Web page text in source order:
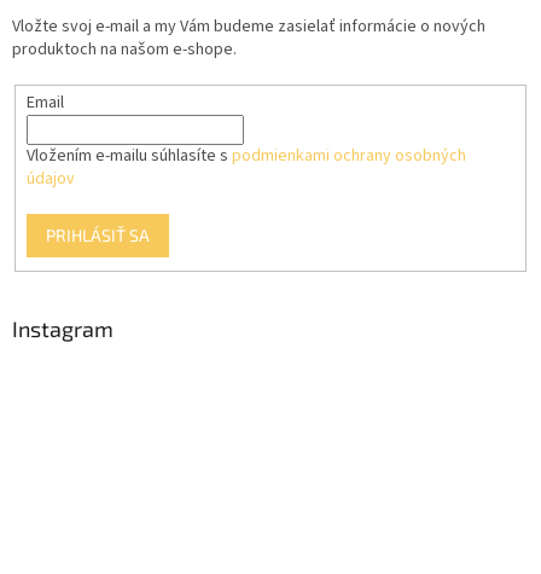
Vložte svoj e-mail a my Vám budeme zasielať informácie o nových
produktoch na našom e-shope.
Email
Vložením e-mailu súhlasíte s podmienkami ochrany osobných
údajov
PRIHLÁSIŤ SA
Instagram